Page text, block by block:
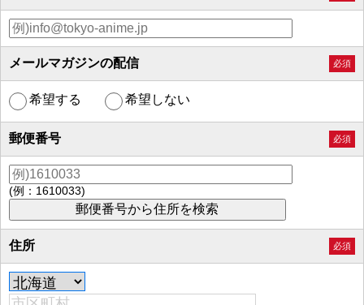
メールマガジンの配信 必須
希望する 希望しない
郵便番号 必須
(例：1610033)
住所 必須